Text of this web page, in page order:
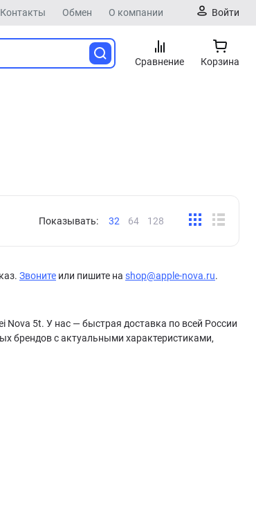
Контакты Обмен О компании Войти
Сравнение Корзина
Показывать: 32 64 128
Звоните или пишите на shop@apple-nova.ru.
5t. У нас — быстрая доставка по всей России
брендов с актуальными характеристиками,